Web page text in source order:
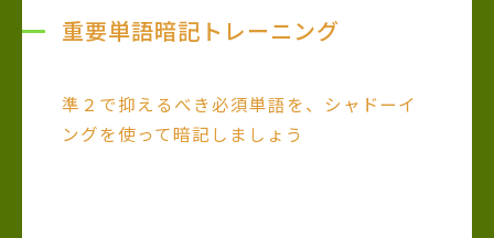
重要単語暗記トレーニング
準２で抑えるべき必須単語を、シャドーイ
ングを使って暗記しましょう